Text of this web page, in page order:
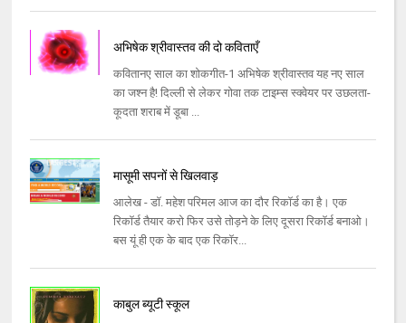
अभिषेक श्रीवास्तव की दो कविताएँ
कवितानए साल का शोकगीत-1 अभिषेक श्रीवास्तव यह नए साल
का जश्न है! दिल्ली से लेकर गोवा तक टाइम्स स्क्वेयर पर उछलता-
कूदता शराब में डूबा ...
मासूमी सपनों से खिलवाड़
आलेख - डॉ. महेश परिमल आज का दौर रिकॉर्ड का है। एक
रिकॉर्ड तैयार करो फिर उसे तोड़ने के लिए दूसरा रिकॉर्ड बनाओ।
बस यूं ही एक के बाद एक रिकॉर...
काबुल ब्यूटी स्कूल